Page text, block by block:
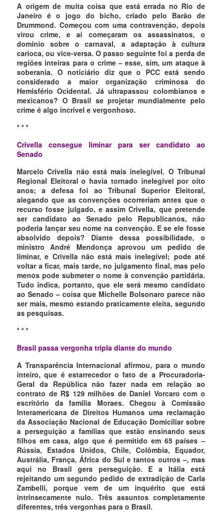
A origem de muita coisa que está errada no Rio de
Janeiro é o jogo do bicho, criado pelo Barão de
Drummond. Começou com uma contravenção, depois
virou crime, e aí começaram os assassinatos, o
domínio sobre o carnaval, a adaptação à cultura
carioca, ou vice-versa. O passo seguinte foi a perda de
regiões inteiras para o crime – esse, sim, um ataque à
soberania. O noticiário diz que o PCC está sendo
considerado a maior organização criminosa do
Hemisfério Ocidental. Já ultrapassou colombianos e
mexicanos? O Brasil se projetar mundialmente pelo
crime é algo incrível e vergonhoso.
* * *
Crivella consegue liminar para ser candidato ao
Senado
Marcelo Crivella não está mais inelegível. O Tribunal
Regional Eleitoral o havia tornado inelegível por oito
anos; a defesa foi ao Tribunal Superior Eleitoral,
alegando que as convenções ocorreriam antes que o
recurso fosse julgado, e assim Crivella, que pretende
ser candidato ao Senado pelo Republicanos, não
poderia lançar seu nome na convenção. E se ele fosse
absolvido depois? Diante dessa possibilidade, o
ministro André Mendonça aprovou um pedido de
liminar, e Crivella não está mais inelegível; pode até
voltar a ficar, mais tarde, no julgamento final, mas pelo
menos pode submeter o nome à convenção partidária.
Tudo indica, portanto, que ele será mesmo candidato
ao Senado – coisa que Michelle Bolsonaro parece não
ser mais, mesmo estando praticamente eleita, segundo
as pesquisas.
* * *
Brasil passa vergonha tripla diante do mundo
A Transparência Internacional afirmou, para o mundo
inteiro, que é estarrecedor o fato de a Procuradoria-
Geral da República não fazer nada em relação ao
contrato de R$ 129 milhões de Daniel Vorcaro com o
escritório da família Moraes. Chegou à Comissão
Interamericana de Direitos Humanos uma reclamação
da Associação Nacional de Educação Domiciliar sobre
a perseguição a famílias que estão ensinando seus
filhos em casa, algo que é permitido em 65 países –
Rússia, Estados Unidos, Chile, Colômbia, Equador,
Austrália, França, África do Sul e tantos outros –, mas
aqui no Brasil gera perseguição. E a Itália está
rejeitando um segundo pedido de extradição de Carla
Zambelli, porque vem de um inquérito que está
intrinsecamente nulo. Três assuntos completamente
diferentes, três vergonhas para o Brasil.